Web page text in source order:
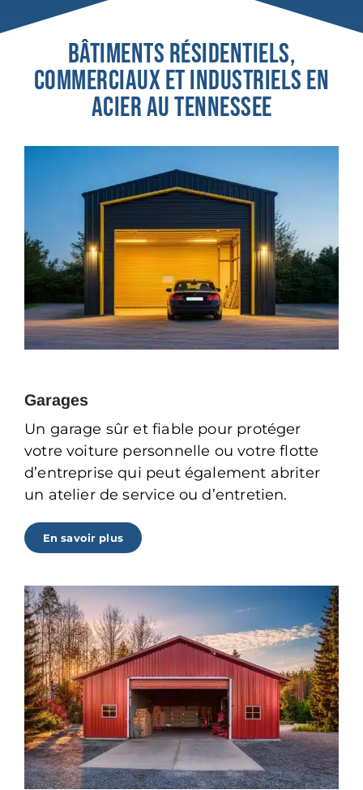
BÂTIMENTS RÉSIDENTIELS,
COMMERCIAUX ET INDUSTRIELS EN
ACIER AU TENNESSEE
Garages
Un garage sûr et fiable pour protéger
votre voiture personnelle ou votre flotte
d’entreprise qui peut également abriter
un atelier de service ou d’entretien.
En savoir plus